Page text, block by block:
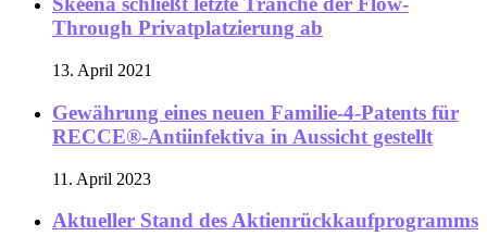
Through Privatplatzierung ab
13. April 2021
Gewährung eines neuen Familie-4-Patents für
RECCE®-Antiinfektiva in Aussicht gestellt
11. April 2023
Aktueller Stand des Aktienrückkaufprogramms